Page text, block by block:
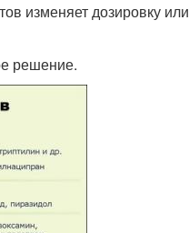
изменяет дозировку или
решение.